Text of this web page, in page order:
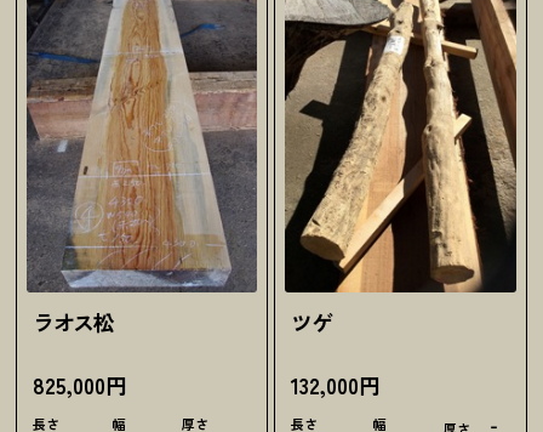
ラオス松
825,000円
長さ 幅 厚さ
ツゲ
132,000円
長さ 幅